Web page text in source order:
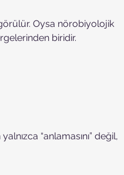
Oysa nörobiyolojik
biridir.
“anlamasını” değil,